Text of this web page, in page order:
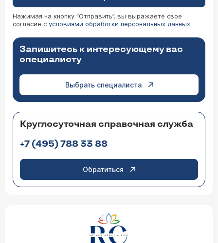
Нажимая на кнопку “Отправить”, вы выражаете свое
согласие с условиями обработки персональных данных
Запишитесь к интересующему вас
специалисту
Выбрать специалиста
Круглосуточная справочная служба
+7 (495) 788 33 88
Обратиться